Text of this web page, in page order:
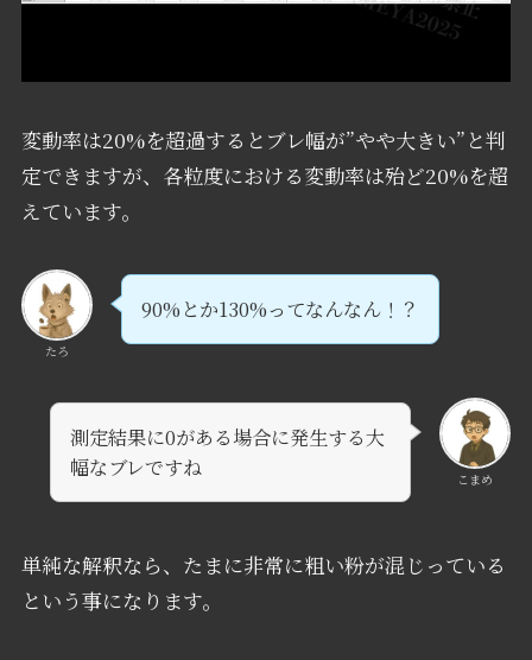
変動率は20%を超過するとブレ幅が”やや大きい”と判
定できますが、各粒度における変動率は殆ど20%を超
えています。
たろ
90%とか130%ってなんなん！？
こまめ
測定結果に0がある場合に発生する大
幅なブレですね
単純な解釈なら、たまに非常に粗い粉が混じっている
という事になります。